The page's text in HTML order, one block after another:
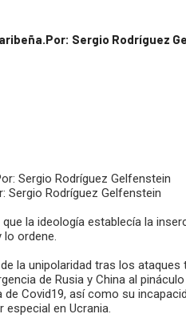
Sergio Rodríguez
Sergio Rodríguez Gelfenstein
la ideología establecía la
ordene.
la unipolaridad tras los
de Rusia y China al
Covid19, así como su
en Ucrania.